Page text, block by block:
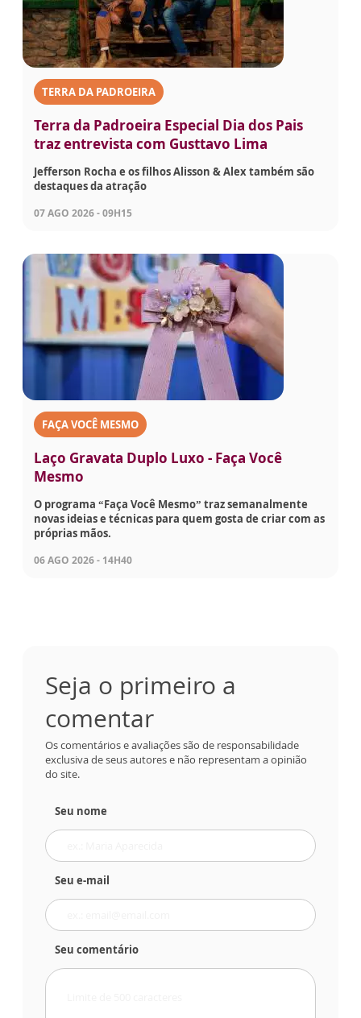
TERRA DA PADROEIRA
Terra da Padroeira Especial Dia dos Pais
traz entrevista com Gusttavo Lima
Jefferson Rocha e os filhos Alisson & Alex também são
destaques da atração
07 AGO 2026 - 09H15
FAÇA VOCÊ MESMO
Laço Gravata Duplo Luxo - Faça Você
Mesmo
O programa “Faça Você Mesmo” traz semanalmente
novas ideias e técnicas para quem gosta de criar com as
próprias mãos.
06 AGO 2026 - 14H40
Seja o primeiro a
comentar
Os comentários e avaliações são de responsabilidade
exclusiva de seus autores e não representam a opinião
do site.
Seu nome
Seu e-mail
Seu comentário